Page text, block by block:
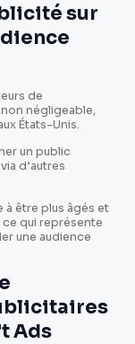
sur
de
négligeable,
États-Unis.
un public
d’autres
à être plus âgés et
ce qui représente
une audience
Ads